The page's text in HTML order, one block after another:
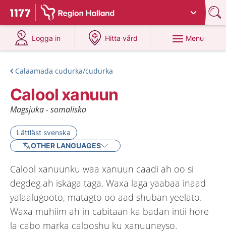
To start page for 1177
Du har valt region Halland
Logga in
at 1177.se
Hitta vård
at 1177.se
Menu
Calaamada cudurka/cudurka
Calool xanuun
Magsjuka - somaliska
Lättläst svenska
OTHER LANGUAGES
Calool xanuunku waa xanuun caadi ah oo si
degdeg ah iskaga taga. Waxa laga yaabaa inaad
yalaalugooto, matagto oo aad shuban yeelato.
Waxa muhiim ah in cabitaan ka badan intii hore
la cabo marka calooshu ku xanuuneyso.